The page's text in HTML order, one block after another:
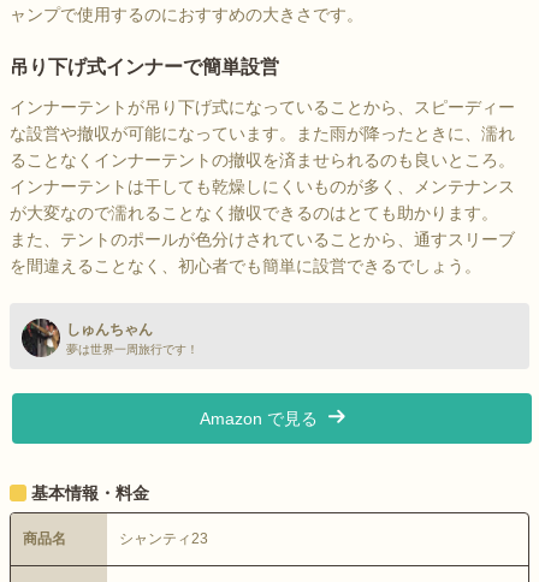
ャンプで使用するのにおすすめの大きさです。
吊り下げ式インナーで簡単設営
インナーテントが吊り下げ式になっていることから、スピーディー
な設営や撤収が可能になっています。また雨が降ったときに、濡れ
ることなくインナーテントの撤収を済ませられるのも良いところ。
インナーテントは干しても乾燥しにくいものが多く、メンテナンス
が大変なので濡れることなく撤収できるのはとても助かります。
また、テントのポールが色分けされていることから、通すスリーブ
を間違えることなく、初心者でも簡単に設営できるでしょう。
しゅんちゃん
夢は世界一周旅行です！
Amazon で見る
基本情報・料金
商品名 シャンティ23